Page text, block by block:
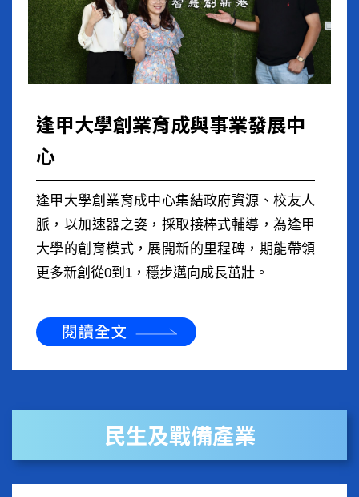
逢甲大學創業育成與事業發展中
心
逢甲大學創業育成中心集結政府資源、校友人
脈，以加速器之姿，採取接棒式輔導，為逢甲
大學的創育模式，展開新的里程碑，期能帶領
更多新創從0到1，穩步邁向成長茁壯。
民生及戰備產業